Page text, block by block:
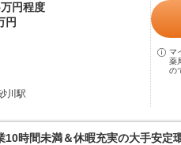
円程度
円
川駅
マ
薬
の
時間未満＆休暇充実の大手安定